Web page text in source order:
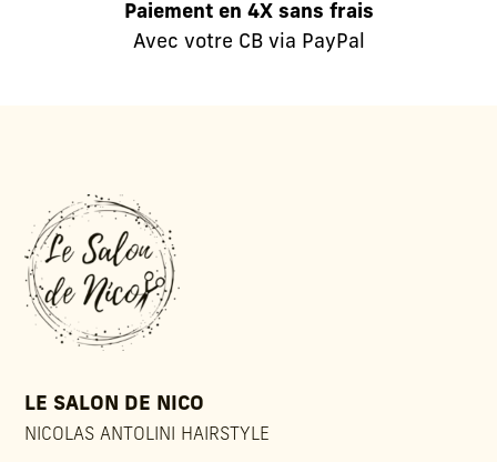
Paiement en 4X sans frais
Avec votre CB via PayPal
LE SALON DE NICO
NICOLAS ANTOLINI HAIRSTYLE